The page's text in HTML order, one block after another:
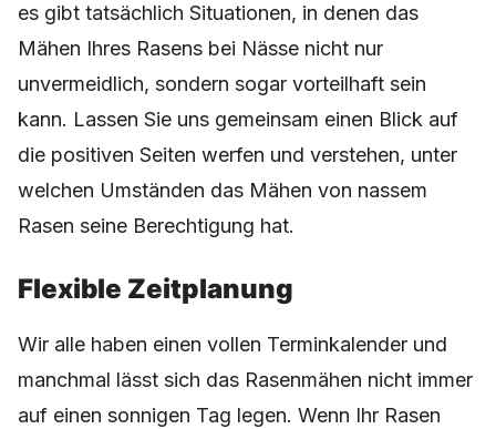
es gibt tatsächlich Situationen, in denen das
Mähen Ihres Rasens bei Nässe nicht nur
unvermeidlich, sondern sogar vorteilhaft sein
kann. Lassen Sie uns gemeinsam einen Blick auf
die positiven Seiten werfen und verstehen, unter
welchen Umständen das Mähen von nassem
Rasen seine Berechtigung hat.
Flexible Zeitplanung
Wir alle haben einen vollen Terminkalender und
manchmal lässt sich das Rasenmähen nicht immer
auf einen sonnigen Tag legen. Wenn Ihr Rasen